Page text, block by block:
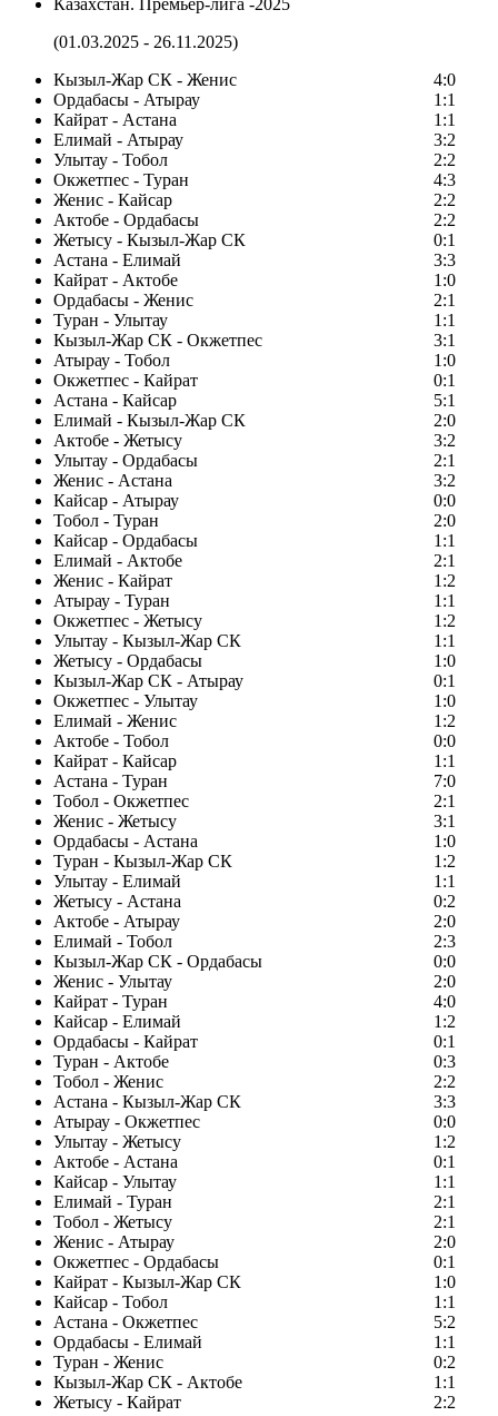
Казахстан. Премьер-лига -2025
(01.03.2025 - 26.11.2025)
Кызыл-Жар СК - Женис
4:0
Ордабасы - Атырау
1:1
Кайрат - Астана
1:1
Елимай - Атырау
3:2
Улытау - Тобол
2:2
Окжетпес - Туран
4:3
Женис - Кайсар
2:2
Актобе - Ордабасы
2:2
Жетысу - Кызыл-Жар СК
0:1
Астана - Елимай
3:3
Кайрат - Актобе
1:0
Ордабасы - Женис
2:1
Туран - Улытау
1:1
Кызыл-Жар СК - Окжетпес
3:1
Атырау - Тобол
1:0
Окжетпес - Кайрат
0:1
Астана - Кайсар
5:1
Елимай - Кызыл-Жар СК
2:0
Актобе - Жетысу
3:2
Улытау - Ордабасы
2:1
Женис - Астана
3:2
Кайсар - Атырау
0:0
Тобол - Туран
2:0
Кайсар - Ордабасы
1:1
Елимай - Актобе
2:1
Женис - Кайрат
1:2
Атырау - Туран
1:1
Окжетпес - Жетысу
1:2
Улытау - Кызыл-Жар СК
1:1
Жетысу - Ордабасы
1:0
Кызыл-Жар СК - Атырау
0:1
Окжетпес - Улытау
1:0
Елимай - Женис
1:2
Актобе - Тобол
0:0
Кайрат - Кайсар
1:1
Астана - Туран
7:0
Тобол - Окжетпес
2:1
Женис - Жетысу
3:1
Ордабасы - Астана
1:0
Туран - Кызыл-Жар СК
1:2
Улытау - Елимай
1:1
Жетысу - Астана
0:2
Актобе - Атырау
2:0
Елимай - Тобол
2:3
Кызыл-Жар СК - Ордабасы
0:0
Женис - Улытау
2:0
Кайрат - Туран
4:0
Кайсар - Елимай
1:2
Ордабасы - Кайрат
0:1
Туран - Актобе
0:3
Тобол - Женис
2:2
Астана - Кызыл-Жар СК
3:3
Атырау - Окжетпес
0:0
Улытау - Жетысу
1:2
Актобе - Астана
0:1
Кайсар - Улытау
1:1
Елимай - Туран
2:1
Тобол - Жетысу
2:1
Женис - Атырау
2:0
Окжетпес - Ордабасы
0:1
Кайрат - Кызыл-Жар СК
1:0
Кайсар - Тобол
1:1
Астана - Окжетпес
5:2
Ордабасы - Елимай
1:1
Туран - Женис
0:2
Кызыл-Жар СК - Актобе
1:1
Жетысу - Кайрат
2:2